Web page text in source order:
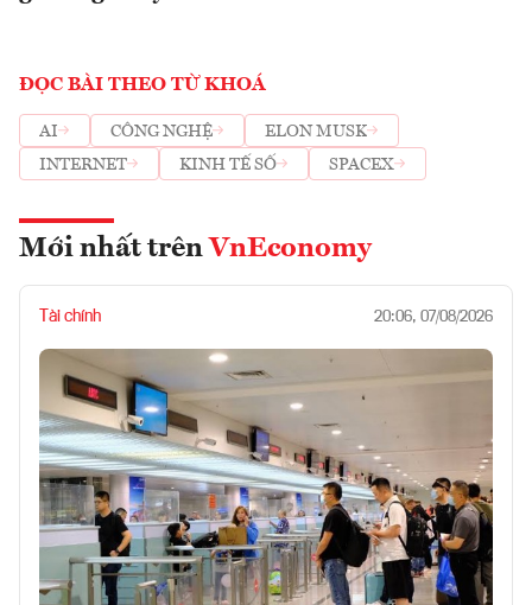
ĐỌC BÀI THEO TỪ KHOÁ
AI CÔNG NGHỆ
ELON MUSK
INTERNET
KINH TẾ SỐ SPACEX
Mới nhất trên VnEconomy
Tài chính 20:06, 07/08/2026